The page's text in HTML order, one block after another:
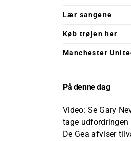
Lær sangene
Køb trøjen her
Manchester
På denne dag
Video: Se Gary
tage udfordringen
De Gea afviser